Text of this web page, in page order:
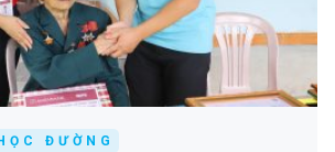
ĐƯỜNG